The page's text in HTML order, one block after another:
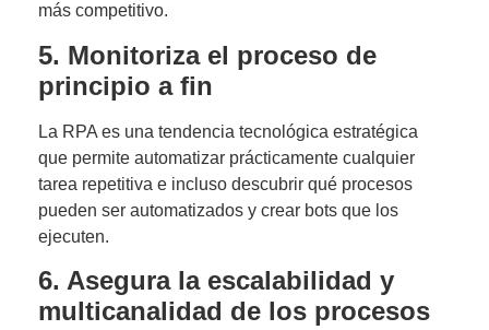
más competitivo.
5. Monitoriza el proceso de
principio a fin
La RPA es una tendencia tecnológica estratégica
que permite automatizar prácticamente cualquier
tarea repetitiva e incluso descubrir qué procesos
pueden ser automatizados y crear bots que los
ejecuten.
6. Asegura la escalabilidad y
multicanalidad de los procesos